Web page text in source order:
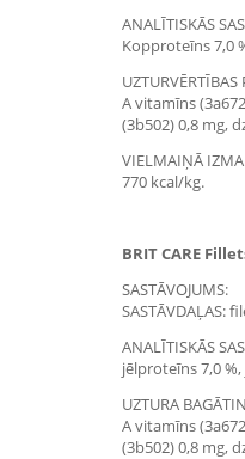
ANALĪTISKĀS
Kopproteīns 7,0
UZTURVĒRTĪBAS
A vitamīns
(3b502) 0,8 mg,
VIELMAIŅĀ
770 kcal/kg.
BRIT CARE
SASTĀVOJUMS:
SASTĀVDAĻAS:
ANALĪTISKĀS
jēlproteīns 7,0
UZTURA
A vitamīns
(3b502) 0,8 mg,